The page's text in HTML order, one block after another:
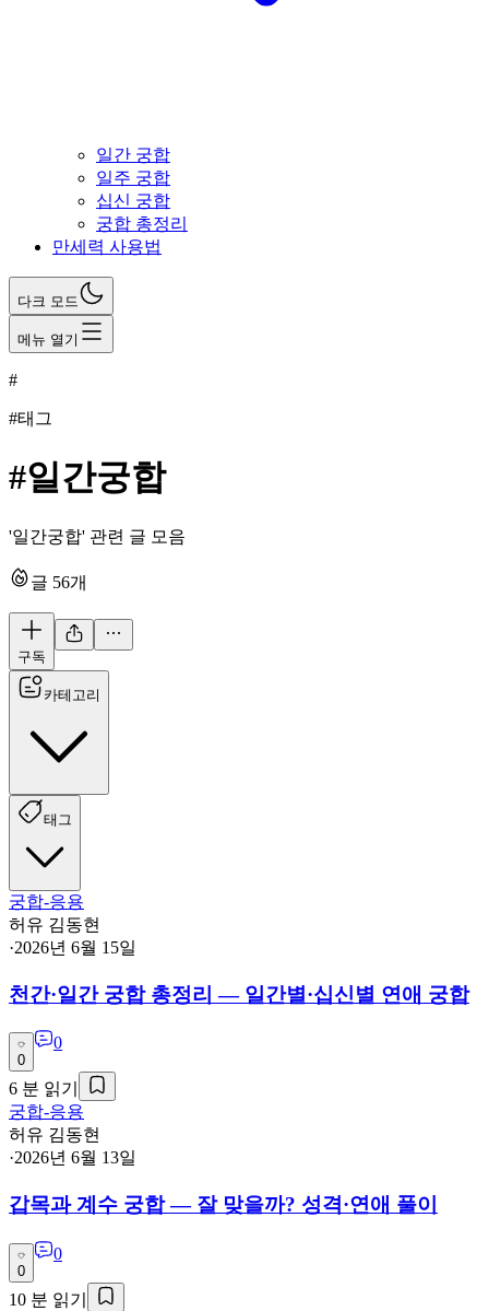
일간 궁합
일주 궁합
십신 궁합
궁합 총정리
만세력 사용법
다크 모드
메뉴 열기
#
#태그
#일간궁합
'일간궁합' 관련 글 모음
글 56개
구독
카테고리
태그
궁합-응용
허유 김동현
·2026년 6월 15일
천간·일간 궁합 총정리 — 일간별·십신별 연애 궁합
0
0
6 분 읽기
궁합-응용
허유 김동현
·2026년 6월 13일
갑목과 계수 궁합 — 잘 맞을까? 성격·연애 풀이
0
0
10 분 읽기